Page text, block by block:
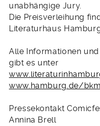
unabhängige Jury.
Die Preisverleihung
Literaturhaus
Alle Informationen
gibt es unter
www.hamburg.de/
Pressekontakt
Annina Brell